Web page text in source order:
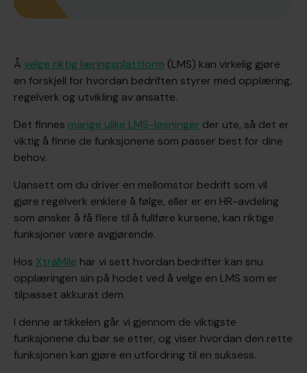
Å velge riktig læringsplattform (LMS) kan virkelig gjøre
en forskjell for hvordan bedriften styrer med opplæring,
regelverk og utvikling av ansatte.
Det finnes mange ulike LMS-løsninger der ute, så det er
viktig å finne de funksjonene som passer best for dine
behov.
Uansett om du driver en mellomstor bedrift som vil
gjøre regelverk enklere å følge, eller er en HR-avdeling
som ønsker å få flere til å fullføre kursene, kan riktige
funksjoner være avgjørende.
Hos XtraMile har vi sett hvordan bedrifter kan snu
opplæringen sin på hodet ved å velge en LMS som er
tilpasset akkurat dem.
I denne artikkelen går vi gjennom de viktigste
funksjonene du bør se etter, og viser hvordan den rette
funksjonen kan gjøre en utfordring til en suksess.